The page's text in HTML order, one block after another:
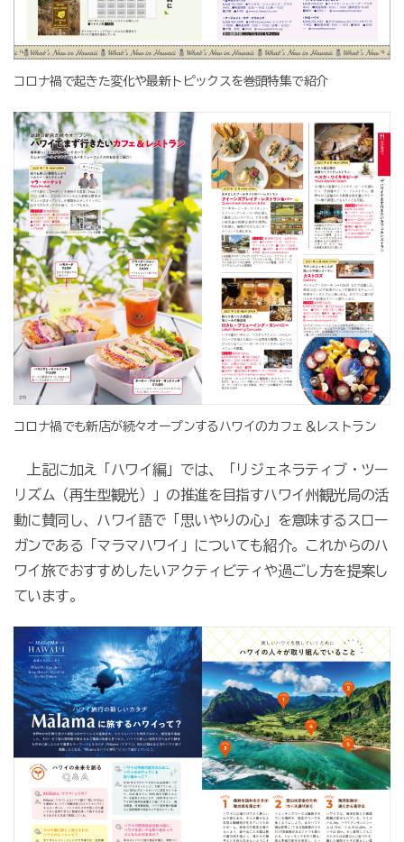
コロナ禍で起きた変化や最新トピックスを巻頭特集で紹介
コロナ禍でも新店が続々オープンするハワイのカフェ＆レストラン
上記に加え「ハワイ編」では、「リジェネラティブ・ツー
リズム（再生型観光）」の推進を目指すハワイ州観光局の活
動に賛同し、ハワイ語で「思いやりの心」を意味するスロー
ガンである「マラマハワイ」についても紹介。これからのハ
ワイ旅でおすすめしたいアクティビティや過ごし方を提案し
ています。